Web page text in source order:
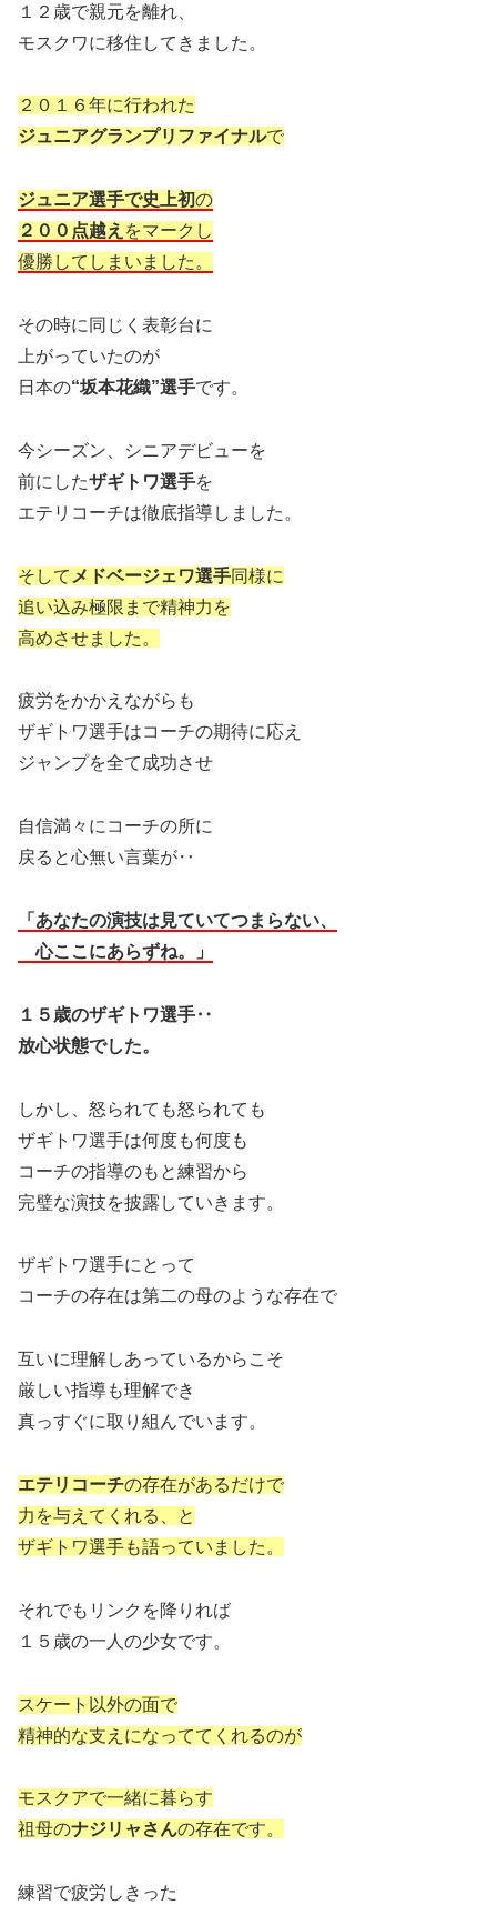
１２歳で親元を離れ、
モスクワに移住してきました。
２０１６年に行われた
ジュニアグランプリファイナルで
ジュニア選手で史上初の
２００点越え をマークし
優勝してしまいました。
その時に同じく表彰台に
上がっていたのが
日本の“坂本花織”選手です。
今シーズン、シニアデビューを
前にしたザギトワ選手を
エテリコーチは徹底指導しました。
そして メドベージェワ選手同様に
追い込み極限まで精神力を
高めさせました。
疲労をかかえながらも
ザギトワ選手はコーチの期待に応え
ジャンプを全て成功させ
自信満々にコーチの所に
戻ると心無い言葉が‥
「あなたの演技は見ていてつまらない、
心ここにあらずね。」
１５歳のザギトワ選手‥
放心状態でした。
しかし、怒られても怒られても
ザギトワ選手は何度も何度も
コーチの指導のもと練習から
完璧な演技を披露していきます。
ザギトワ選手にとって
コーチの存在は第二の母のような存在で
互いに理解しあっているからこそ
厳しい指導も理解でき
真っすぐに取り組んでいます。
エテリコーチの存在があるだけで
力を与えてくれる、と
ザギトワ選手も語っていました。
それでもリンクを降りれば
１５歳の一人の少女です。
スケート以外の面で
精神的な支えになっててくれるのが
モスクアで一緒に暮らす
祖母のナジリャさんの存在です。
練習で疲労しきった